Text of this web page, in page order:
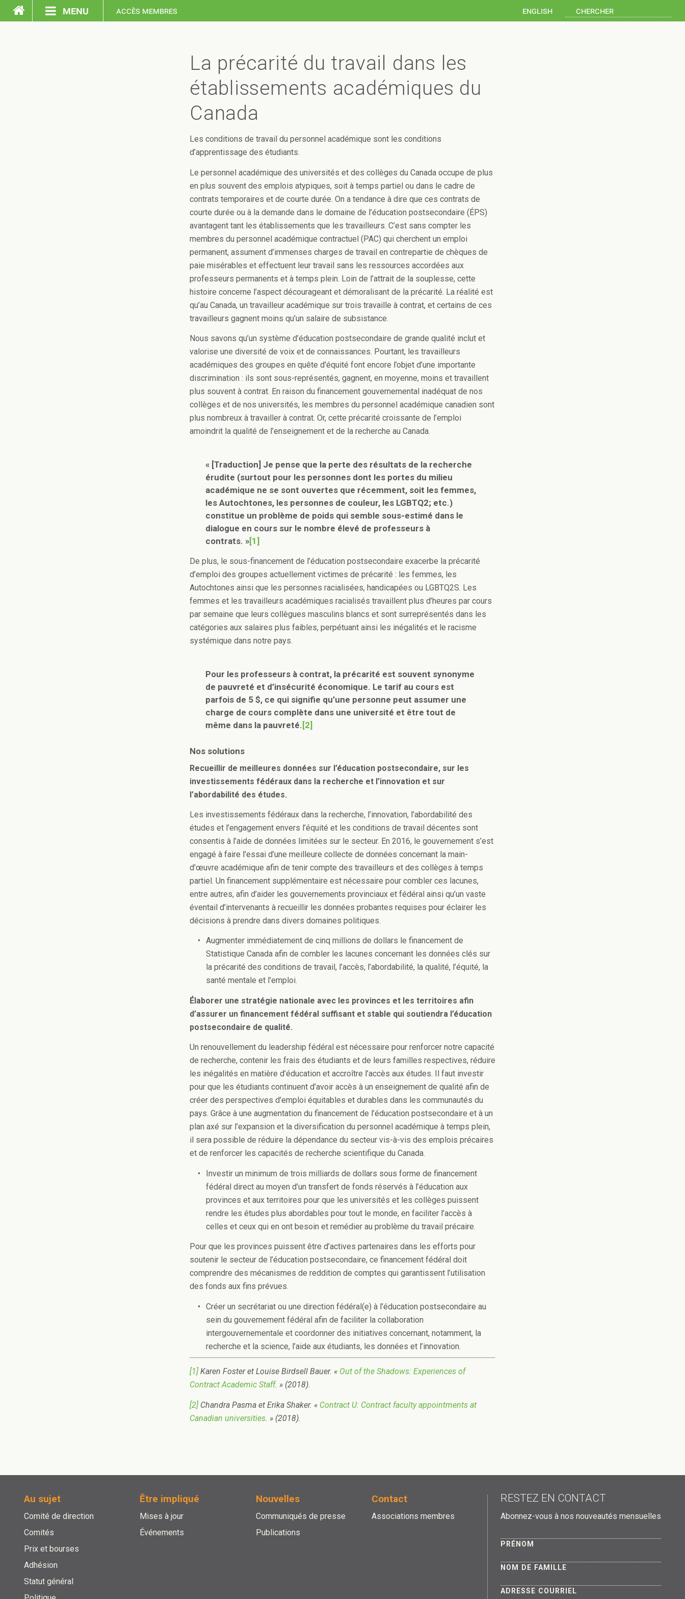
menu accès membres english
La précarité du travail dans les
établissements académiques du
Canada
Les conditions de travail du personnel académique sont les conditions
d’apprentissage des étudiants.
Le personnel académique des universités et des collèges du Canada occupe de plus
en plus souvent des emplois atypiques, soit à temps partiel ou dans le cadre de
contrats temporaires et de courte durée. On a tendance à dire que ces contrats de
courte durée ou à la demande dans le domaine de l’éducation postsecondaire (ÉPS)
avantagent tant les établissements que les travailleurs. C’est sans compter les
membres du personnel académique contractuel (PAC) qui cherchent un emploi
permanent, assument d’immenses charges de travail en contrepartie de chèques de
paie misérables et effectuent leur travail sans les ressources accordées aux
professeurs permanents et à temps plein. Loin de l’attrait de la souplesse, cette
histoire concerne l’aspect décourageant et démoralisant de la précarité. La réalité est
qu’au Canada, un travailleur académique sur trois travaille à contrat, et certains de ces
travailleurs gagnent moins qu’un salaire de subsistance.
Nous savons qu’un système d’éducation postsecondaire de grande qualité inclut et
valorise une diversité de voix et de connaissances. Pourtant, les travailleurs
académiques des groupes en quête d'équité font encore l’objet d’une importante
discrimination : ils sont sous-représentés, gagnent, en moyenne, moins et travaillent
plus souvent à contrat. En raison du financement gouvernemental inadéquat de nos
collèges et de nos universités, les membres du personnel académique canadien sont
plus nombreux à travailler à contrat. Or, cette précarité croissante de l’emploi
amoindrit la qualité de l’enseignement et de la recherche au Canada.
« [Traduction] Je pense que la perte des résultats de la recherche
érudite (surtout pour les personnes dont les portes du milieu
académique ne se sont ouvertes que récemment, soit les femmes,
les Autochtones, les personnes de couleur, les LGBTQ2; etc.)
constitue un problème de poids qui semble sous-estimé dans le
dialogue en cours sur le nombre élevé de professeurs à
contrats. »[1]
De plus, le sous-financement de l’éducation postsecondaire exacerbe la précarité
d’emploi des groupes actuellement victimes de précarité : les femmes, les
Autochtones ainsi que les personnes racialisées, handicapées ou LGBTQ2S. Les
femmes et les travailleurs académiques racialisés travaillent plus d’heures par cours
par semaine que leurs collègues masculins blancs et sont surreprésentés dans les
catégories aux salaires plus faibles, perpétuant ainsi les inégalités et le racisme
systémique dans notre pays.
Pour les professeurs à contrat, la précarité est souvent synonyme
de pauvreté et d’insécurité économique. Le tarif au cours est
parfois de 5 $, ce qui signifie qu’une personne peut assumer une
charge de cours complète dans une université et être tout de
même dans la pauvreté.[2]
Nos solutions
Recueillir de meilleures données sur l’éducation postsecondaire, sur les
investissements fédéraux dans la recherche et l’innovation et sur
l’abordabilité des études.
Les investissements fédéraux dans la recherche, l’innovation, l’abordabilité des
études et l’engagement envers l’équité et les conditions de travail décentes sont
consentis à l’aide de données limitées sur le secteur. En 2016, le gouvernement s’est
engagé à faire l'essai d’une meilleure collecte de données concernant la main-
d'œuvre académique afin de tenir compte des travailleurs et des collèges à temps
partiel. Un financement supplémentaire est nécessaire pour combler ces lacunes,
entre autres, afin d’aider les gouvernements provinciaux et fédéral ainsi qu’un vaste
éventail d’intervenants à recueillir les données probantes requises pour éclairer les
décisions à prendre dans divers domaines politiques.
Augmenter immédiatement de cinq millions de dollars le financement de
Statistique Canada afin de combler les lacunes concernant les données clés sur
la précarité des conditions de travail, l’accès, l’abordabilité, la qualité, l’équité, la
santé mentale et l’emploi.
Élaborer une stratégie nationale avec les provinces et les territoires afin
d’assurer un financement fédéral suffisant et stable qui soutiendra l’éducation
postsecondaire de qualité.
Un renouvellement du leadership fédéral est nécessaire pour renforcer notre capacité
de recherche, contenir les frais des étudiants et de leurs familles respectives, réduire
les inégalités en matière d’éducation et accroître l’accès aux études. Il faut investir
pour que les étudiants continuent d’avoir accès à un enseignement de qualité afin de
créer des perspectives d’emploi équitables et durables dans les communautés du
pays. Grâce à une augmentation du financement de l’éducation postsecondaire et à un
plan axé sur l’expansion et la diversification du personnel académique à temps plein,
il sera possible de réduire la dépendance du secteur vis-à-vis des emplois précaires
et de renforcer les capacités de recherche scientifique du Canada.
Investir un minimum de trois milliards de dollars sous forme de financement
fédéral direct au moyen d’un transfert de fonds réservés à l’éducation aux
provinces et aux territoires pour que les universités et les collèges puissent
rendre les études plus abordables pour tout le monde, en faciliter l’accès à
celles et ceux qui en ont besoin et remédier au problème du travail précaire.
Pour que les provinces puissent être d’actives partenaires dans les efforts pour
soutenir le secteur de l’éducation postsecondaire, ce financement fédéral doit
comprendre des mécanismes de reddition de comptes qui garantissent l’utilisation
des fonds aux fins prévues.
Créer un secrétariat ou une direction fédéral(e) à l’éducation postsecondaire au
sein du gouvernement fédéral afin de faciliter la collaboration
intergouvernementale et coordonner des initiatives concernant, notamment, la
recherche et la science, l’aide aux étudiants, les données et l’innovation.
[1] Karen Foster et Louise Birdsell Bauer. « Out of the Shadows: Experiences of
Contract Academic Staff. » (2018).
[2] Chandra Pasma et Erika Shaker. « Contract U: Contract faculty appointments at
Canadian universities. » (2018).
Au sujet
Comité de direction
Comités
Prix ​​et bourses
Adhésion
Statut général
Être impliqué
Mises à jour
Événements
Nouvelles
Communiqués de presse
Publications
Contact
Associations membres
RESTEZ EN CONTACT
Abonnez-vous à nos nouveautés mensuelles
PRÉNOM
NOM DE FAMILLE
ADRESSE COURRIEL